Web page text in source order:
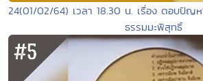
24(01/02/64) เวลา 18.30 น. เรื่อง ตอบปัญห
ธรรมมะพิสุทธิ์